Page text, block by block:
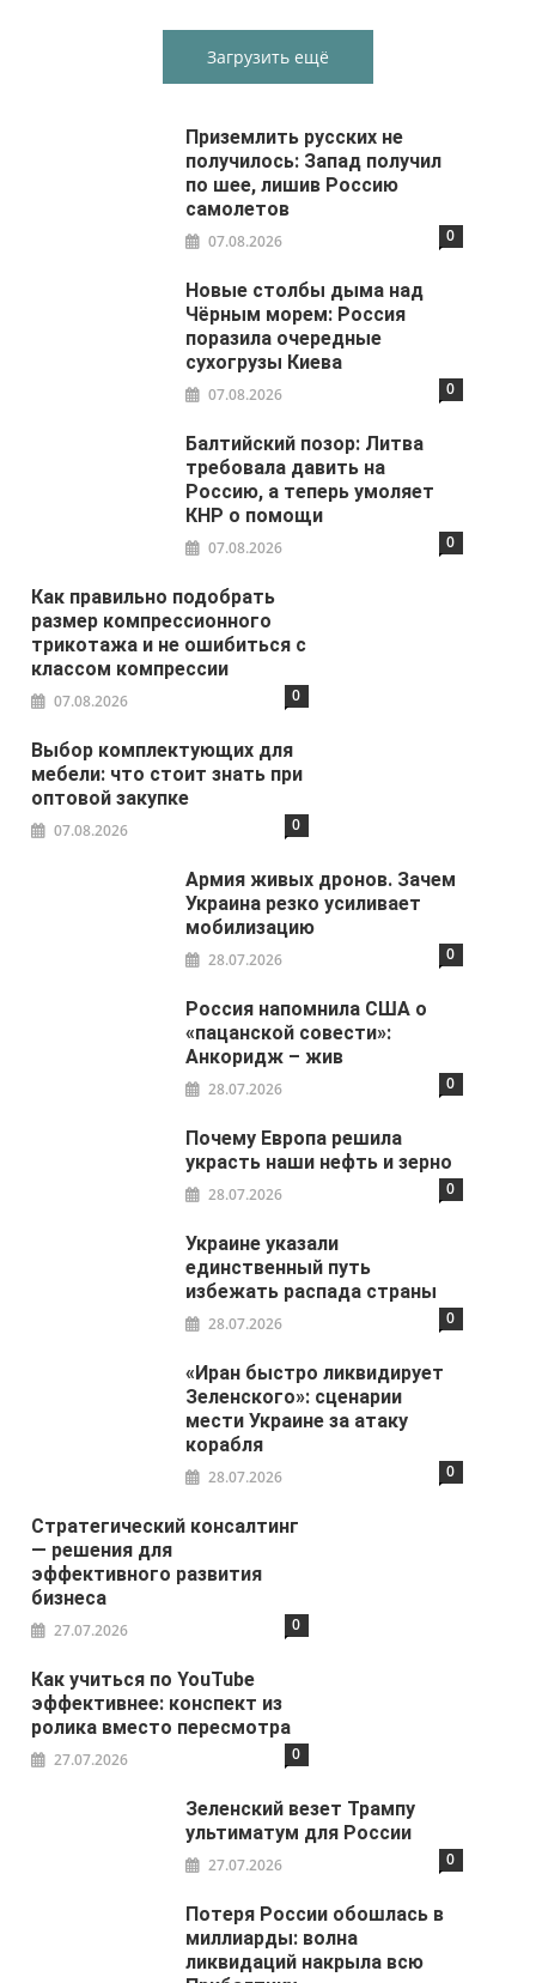
Загрузить ещё
Приземлить русских не
получилось: Запад получил
по шее, лишив Россию
самолетов
07.08.2026 0
Новые столбы дыма над
Чёрным морем: Россия
поразила очередные
сухогрузы Киева
07.08.2026 0
Балтийский позор: Литва
требовала давить на
Россию, а теперь умоляет
КНР о помощи
07.08.2026 0
Как правильно подобрать
размер компрессионного
трикотажа и не ошибиться с
классом компрессии
07.08.2026 0
Выбор комплектующих для
мебели: что стоит знать при
оптовой закупке
07.08.2026 0
Армия живых дронов. Зачем
Украина резко усиливает
мобилизацию
28.07.2026 0
Россия напомнила США о
«пацанской совести»:
Анкоридж – жив
28.07.2026 0
Почему Европа решила
украсть наши нефть и зерно
28.07.2026 0
Украине указали
единственный путь
избежать распада страны
28.07.2026 0
«Иран быстро ликвидирует
Зеленского»: сценарии
мести Украине за атаку
корабля
28.07.2026 0
Стратегический консалтинг
— решения для
эффективного развития
бизнеса
27.07.2026 0
Как учиться по YouTube
эффективнее: конспект из
ролика вместо пересмотра
27.07.2026 0
Зеленский везет Трампу
ультиматум для России
27.07.2026 0
Потеря России обошлась в
миллиарды: волна
ликвидаций накрыла всю